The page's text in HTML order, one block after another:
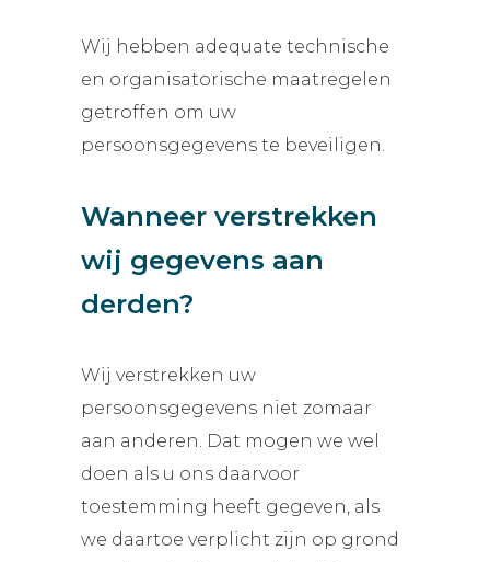
Wij hebben adequate technische
en organisatorische maatregelen
getroffen om uw
persoonsgegevens te beveiligen.
Wanneer verstrekken
wij gegevens aan
derden?
Wij verstrekken uw
persoonsgegevens niet zomaar
aan anderen. Dat mogen we wel
doen als u ons daarvoor
toestemming heeft gegeven, als
we daartoe verplicht zijn op grond